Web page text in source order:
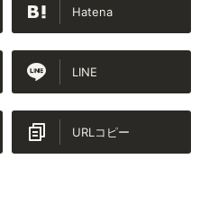
Hatena
LINE
URLコピー